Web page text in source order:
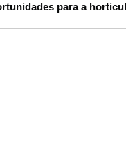
para a